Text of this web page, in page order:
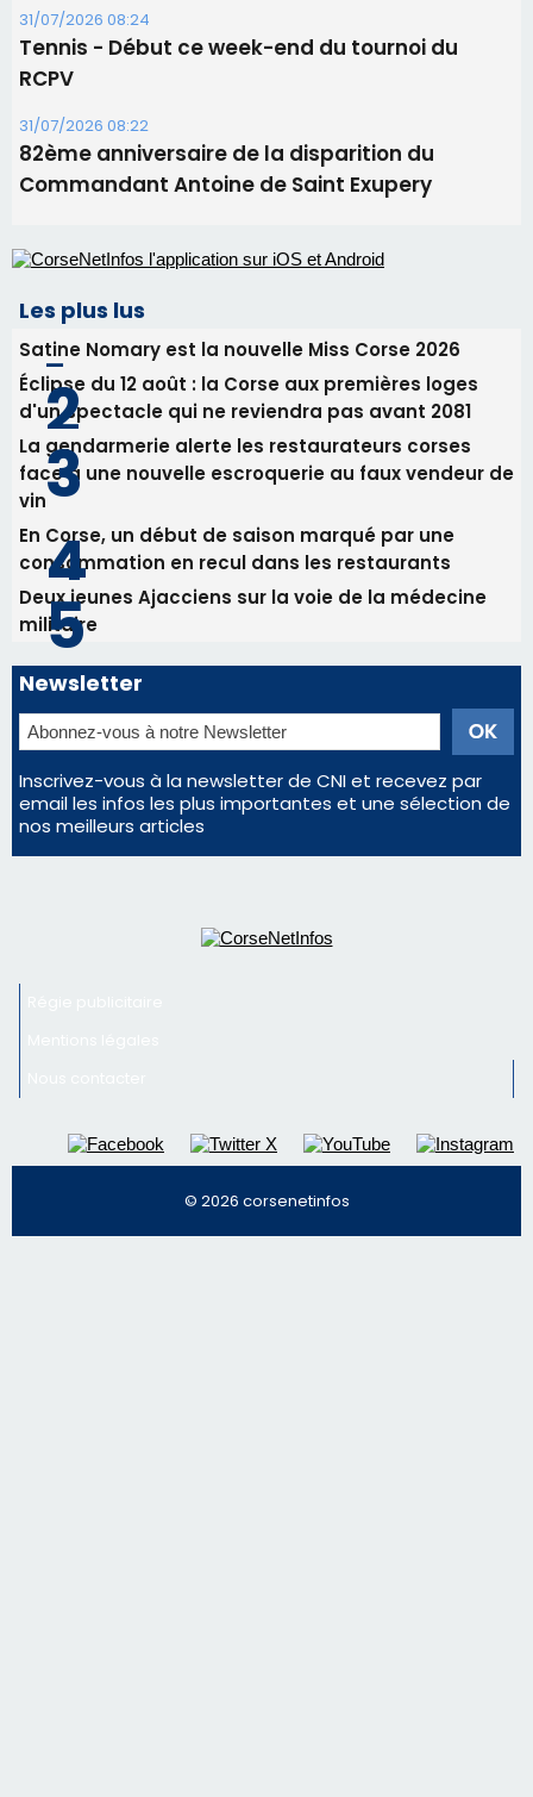
06/08/2026 15:04
Alata - Soirée Tango Argentin au stade de San
Benedetto
05/08/2026 09:53
Biguglia : messe de la Sainte-Marie et
procession le 14 août
Tennis - Début ce week-end du tournoi du
RCPV
31/07/2026 08:22
82ème anniversaire de la disparition du
Commandant Antoine de Saint Exupery
Les plus lus
Satine Nomary est la nouvelle Miss Corse 2026
Éclipse du 12 août : la Corse aux premières loges
d'un spectacle qui ne reviendra pas avant 2081
La gendarmerie alerte les restaurateurs corses
face à une nouvelle escroquerie au faux vendeur de
vin
En Corse, un début de saison marqué par une
consommation en recul dans les restaurants
Deux jeunes Ajacciens sur la voie de la médecine